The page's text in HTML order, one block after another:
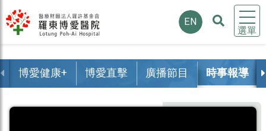
選單
EN
博愛健康+ 博愛直擊 廣播節目 時事報導